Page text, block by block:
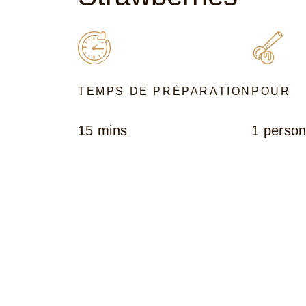
TEMPS DE PRÉPARATION
15 mins
POUR
1